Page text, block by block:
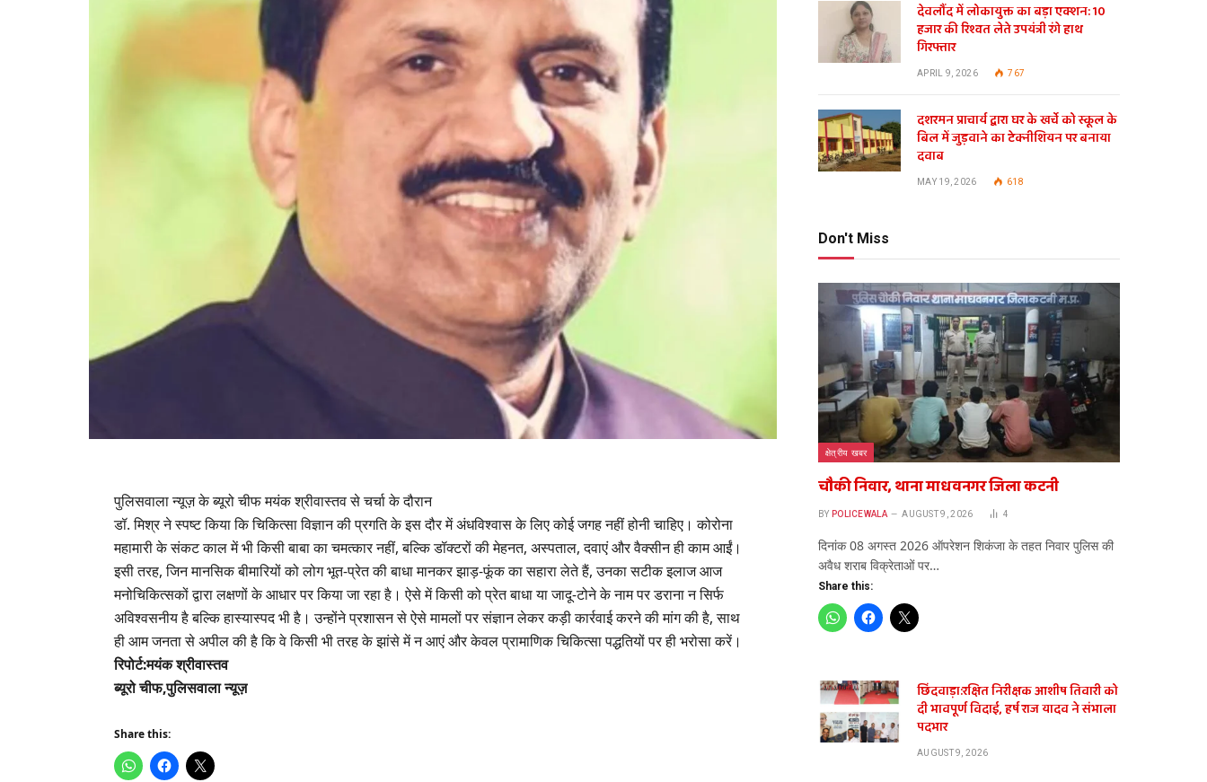
पुलिसवाला न्यूज़ के ब्यूरो चीफ मयंक श्रीवास्तव से चर्चा के दौरान
​डॉ. मिश्र ने स्पष्ट किया कि चिकित्सा विज्ञान की प्रगति के इस दौर में अंधविश्वास के लिए कोई जगह नहीं होनी चाहिए। कोरोना
महामारी के संकट काल में भी किसी बाबा का चमत्कार नहीं, बल्कि डॉक्टरों की मेहनत, अस्पताल, दवाएं और वैक्सीन ही काम आईं।
इसी तरह, जिन मानसिक बीमारियों को लोग भूत-प्रेत की बाधा मानकर झाड़-फूंक का सहारा लेते हैं, उनका सटीक इलाज आज
मनोचिकित्सकों द्वारा लक्षणों के आधार पर किया जा रहा है। ऐसे में किसी को प्रेत बाधा या जादू-टोने के नाम पर डराना न सिर्फ
अविश्वसनीय है बल्कि हास्यास्पद भी है। उन्होंने प्रशासन से ऐसे मामलों पर संज्ञान लेकर कड़ी कार्रवाई करने की मांग की है, साथ
ही आम जनता से अपील की है कि वे किसी भी तरह के झांसे में न आएं और केवल प्रामाणिक चिकित्सा पद्धतियों पर ही भरोसा करें।
रिपोर्ट:मयंक श्रीवास्तव
ब्यूरो चीफ,पुलिसवाला न्यूज़
Share this:
देवलौंद में लोकायुक्त का बड़ा एक्शन: 10
हजार की रिश्वत लेते उपयंत्री रंगे हाथ
गिरफ्तार
APRIL 9, 2026 767
दशरमन प्राचार्य द्वारा घर के खर्चे को स्कूल के
बिल में जुड़वाने का टेक्नीशियन पर बनाया
दवाब
MAY 19, 2026 618
Don't Miss
क्षेत्रीय खबर
चौकी निवार, थाना माधवनगर जिला कटनी
BY POLICEWALA AUGUST 9, 2026 4
दिनांक 08 अगस्त 2026 ऑपरेशन शिकंजा के तहत निवार पुलिस की
अवैध शराब विक्रेताओं पर…
Share this:
छिंदवाड़ा:रक्षित निरीक्षक आशीष तिवारी को
दी भावपूर्ण विदाई, हर्ष राज यादव ने संभाला
पदभार
AUGUST 9, 2026